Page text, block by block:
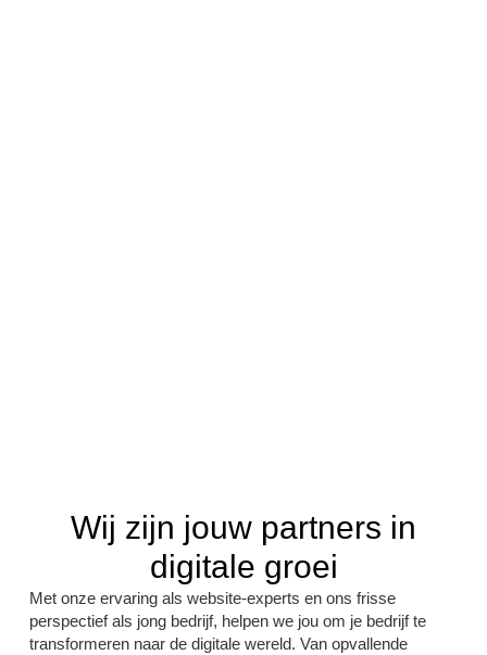
Wij zijn jouw partners in
digitale groei
Met onze ervaring als website-experts en ons frisse
perspectief als jong bedrijf, helpen we jou om je bedrijf te
transformeren naar de digitale wereld. Van opvallende